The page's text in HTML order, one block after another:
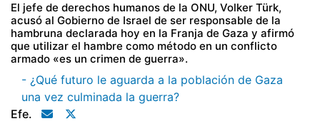
El jefe de derechos humanos de la ONU, Volker Türk,
acusó al Gobierno de Israel de ser responsable de la
hambruna declarada hoy en la Franja de Gaza y afirmó
que utilizar el hambre como método en un conflicto
armado «es un crimen de guerra».
- ¿Qué futuro le aguarda a la población de Gaza
una vez culminada la guerra?
Efe.